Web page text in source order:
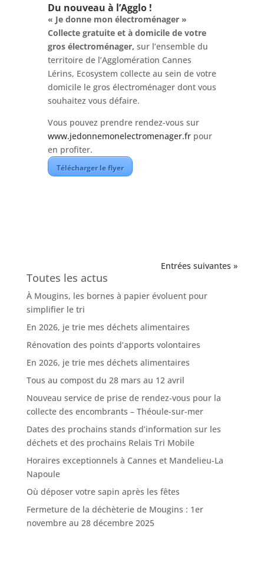
Du nouveau à l’Agglo !
« Je donne mon électroménager »
Collecte gratuite et à domicile de votre
gros électroménager, sur l’ensemble du
territoire de l’Agglomération Cannes
Lérins, Ecosystem collecte au sein de votre
domicile le gros électroménager dont vous
souhaitez vous défaire.
Vous pouvez prendre rendez-vous sur
www.jedonnemonelectromenager.frpour
en profiter.
Télécharger le flyer
Entrées suivantes »
Toutes les actus
À Mougins, les bornes à papier évoluent pour
simplifier le tri
En 2026, je trie mes déchets alimentaires
Rénovation des points d’apports volontaires
En 2026, je trie mes déchets alimentaires
Tous au compost du 28 mars au 12 avril
Nouveau service de prise de rendez-vous pour la
collecte des encombrants – Théoule-sur-mer
Dates des prochains stands d’information sur les
déchets et des prochains Relais Tri Mobile
Horaires exceptionnels à Cannes et Mandelieu-La
Napoule
Où déposer votre sapin après les fêtes
Fermeture de la déchèterie de Mougins : 1er
novembre au 28 décembre 2025